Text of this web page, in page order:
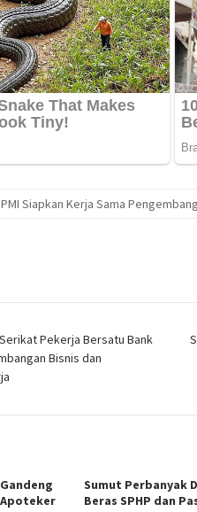
Siapkan Kerja Sama
Pekerja Bersatu Bank
Bisnis dan
Apoteker
Sumut Perbanyak
Beras SPHP dan